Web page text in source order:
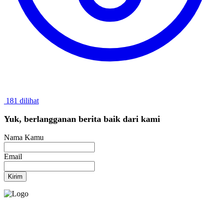
181 dilihat
Yuk, berlangganan berita baik dari kami
Nama Kamu
Email
Kirim